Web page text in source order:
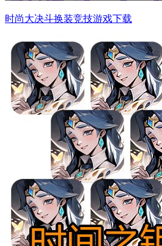
时尚大决斗换装竞技游戏下载